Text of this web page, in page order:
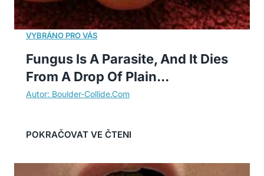
Fungus Is A Parasite, And It Dies
From A Drop Of Plain...